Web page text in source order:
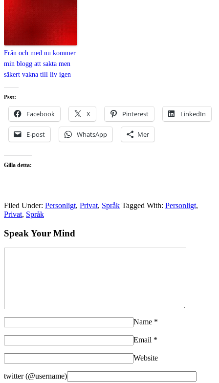
Från och med nu kommer
min blogg att sakta men
säkert vakna till liv igen
Psst:
Facebook X Pinterest LinkedIn
E-post WhatsApp Mer
Gilla detta:
Filed Under: Personligt, Privat, Språk Tagged With: Personligt,
Privat, Språk
Speak Your Mind
Name *
Email *
Website
twitter (@username)